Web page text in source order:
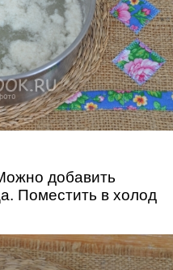
добавить
Поместить в холод